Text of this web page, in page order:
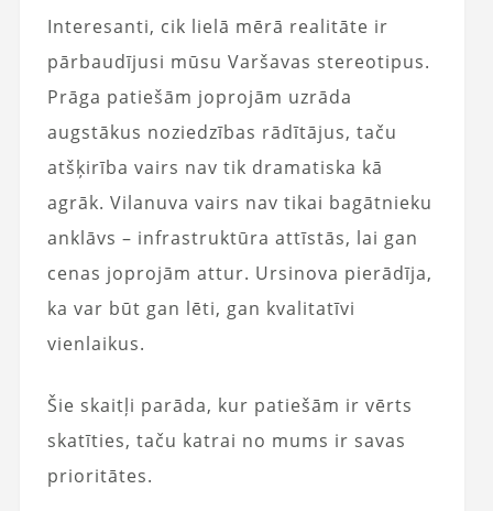
Interesanti, cik lielā mērā realitāte ir
pārbaudījusi mūsu Varšavas stereotipus.
Prāga patiešām joprojām uzrāda
augstākus noziedzības rādītājus, taču
atšķirība vairs nav tik dramatiska kā
agrāk. Vilanuva vairs nav tikai bagātnieku
anklāvs – infrastruktūra attīstās, lai gan
cenas joprojām attur. Ursinova pierādīja,
ka var būt gan lēti, gan kvalitatīvi
vienlaikus.
Šie skaitļi parāda, kur patiešām ir vērts
skatīties, taču katrai no mums ir savas
prioritātes.